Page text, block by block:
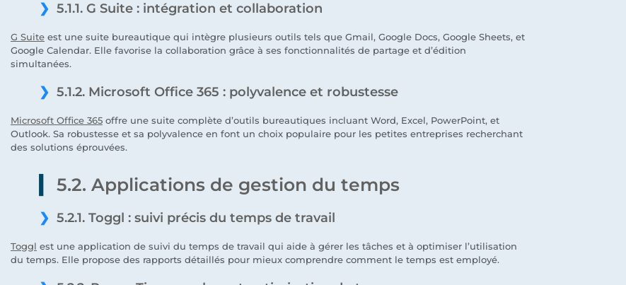
5.1.1. G Suite : intégration et collaboration
G Suite est une suite bureautique qui intègre plusieurs outils tels que Gmail, Google Docs, Google Sheets, et
Google Calendar. Elle favorise la collaboration grâce à ses fonctionnalités de partage et d’édition
simultanées.
5.1.2. Microsoft Office 365 : polyvalence et robustesse
Microsoft Office 365 offre une suite complète d’outils bureautiques incluant Word, Excel, PowerPoint, et
Outlook. Sa robustesse et sa polyvalence en font un choix populaire pour les petites entreprises recherchant
des solutions éprouvées.
5.2. Applications de gestion du temps
5.2.1. Toggl : suivi précis du temps de travail
Toggl est une application de suivi du temps de travail qui aide à gérer les tâches et à optimiser l’utilisation
du temps. Elle propose des rapports détaillés pour mieux comprendre comment le temps est employé.